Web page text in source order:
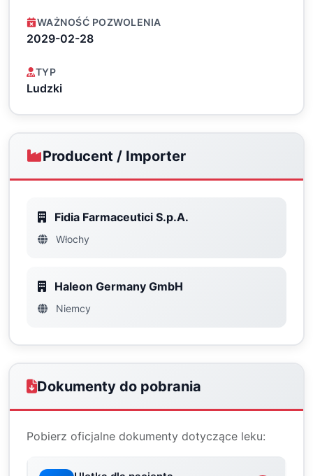
WAŻNOŚĆ POZWOLENIA
2029-02-28
TYP
Ludzki
Producent / Importer
Fidia Farmaceutici S.p.A.
Włochy
Haleon Germany GmbH
Niemcy
Dokumenty do pobrania
Pobierz oficjalne dokumenty dotyczące leku: